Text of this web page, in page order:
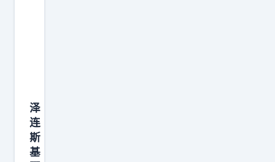
一
亩
三
泽
连
斯
基